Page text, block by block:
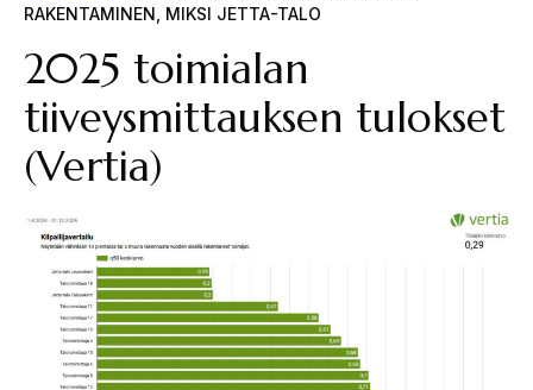
RAKENTAMINEN MIKSI JETTA-TALO
2025 toimialan
tiiveysmittauksen tulokset
(Vertia)